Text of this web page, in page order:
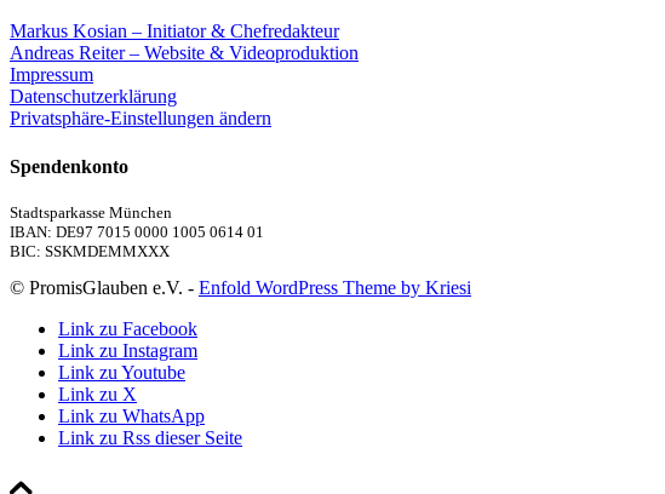
Markus Kosian – Initiator & Chefredakteur
Andreas Reiter – Website & Videoproduktion
Impressum
Datenschutzerklärung
Privatsphäre-Einstellungen ändern
Spendenkonto
Stadtsparkasse München
IBAN: DE97 7015 0000 1005 0614 01
BIC: SSKMDEMMXXX
© PromisGlauben e.V. - Enfold WordPress Theme by Kriesi
Link zu Facebook
Link zu Instagram
Link zu Youtube
Link zu X
Link zu WhatsApp
Link zu Rss dieser Seite